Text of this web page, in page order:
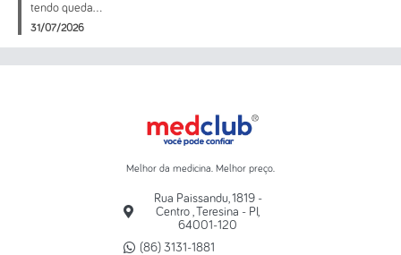
tendo queda...
31/07/2026
Melhor da medicina. Melhor preço.
Rua Paissandu, 1819 -
Centro , Teresina - PI,
64001-120
(86) 3131-1881